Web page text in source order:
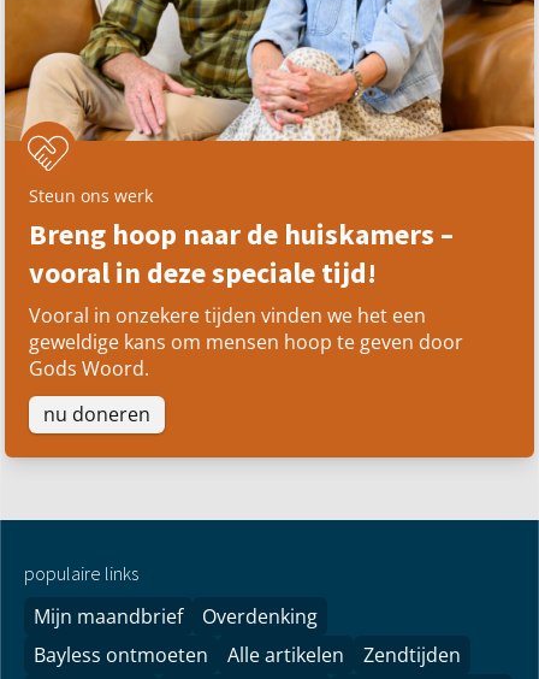
Steun ons werk
Breng hoop naar de huiskamers –
vooral in deze speciale tijd!
Vooral in onzekere tijden vinden we het een
geweldige kans om mensen hoop te geven door
Gods Woord.
nu doneren
populaire links
Mijn maandbrief
Overdenking
Bayless ontmoeten
Alle artikelen
Zendtijden